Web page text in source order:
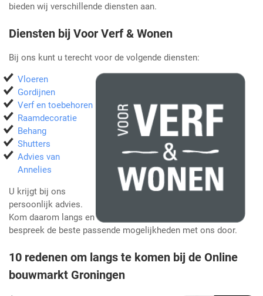
bieden wij verschillende diensten aan.
Diensten bij Voor Verf & Wonen
Bij ons kunt u terecht voor de volgende diensten:
Vloeren
Gordijnen
Verf en toebehoren
Raamdecoratie
Behang
Shutters
Advies van
Annelies
U krijgt bij ons
persoonlijk advies.
Kom daarom langs en
bespreek de beste passende mogelijkheden met ons door.
10 redenen om langs te komen bij de Online
bouwmarkt Groningen